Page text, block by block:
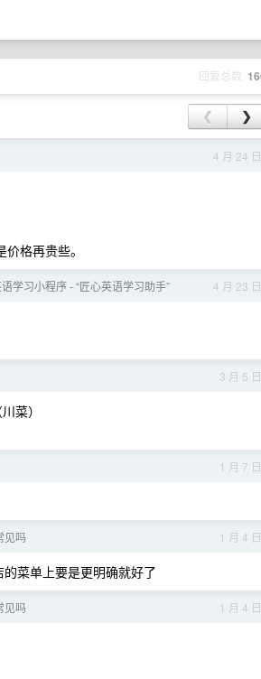
回复总数
❮ ❯
4 月 24 日
格再贵些。
4 月 23 日
学习小程序 - “匠心英语学习助手”
3 月 5 日
菜）
1 月 7 日
1 月 4 日
见吗
菜单上要是更明确就好了
1 月 4 日
见吗